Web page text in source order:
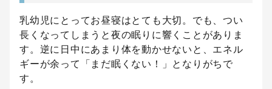
乳幼児にとってお昼寝はとても大切。でも、つい
長くなってしまうと夜の眠りに響くことがありま
す。逆に日中にあまり体を動かせないと、エネル
ギーが余って「まだ眠くない！」となりがちで
す。